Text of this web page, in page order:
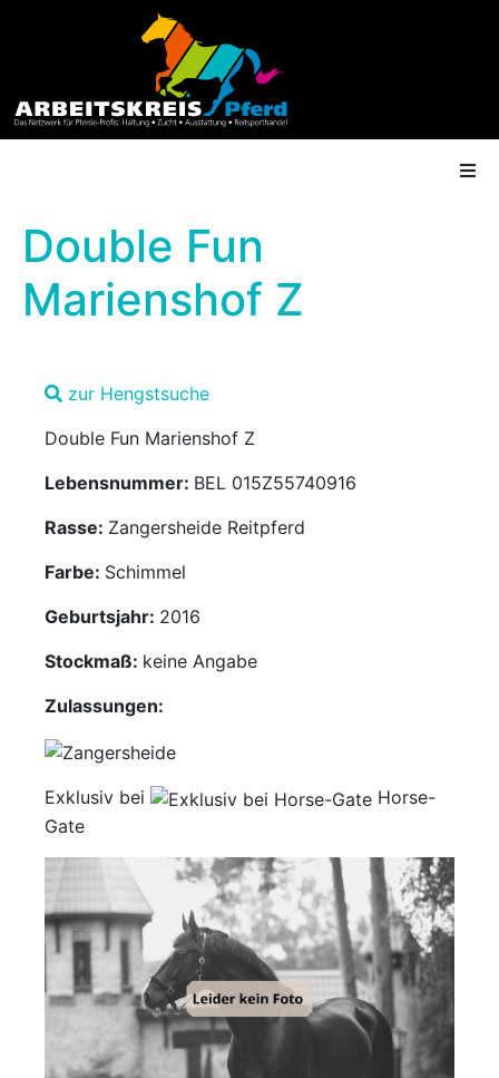
AK Mitgliedschaft
Shop
Mediathek
Kontakt
Account
Double Fun
Marienshof Z
zur Hengstsuche
Double Fun Marienshof Z
Lebensnummer: BEL 015Z55740916
Rasse: Zangersheide Reitpferd
Farbe: Schimmel
Geburtsjahr: 2016
Stockmaß: keine Angabe
Zulassungen:
Exklusiv bei
Horse-
Gate